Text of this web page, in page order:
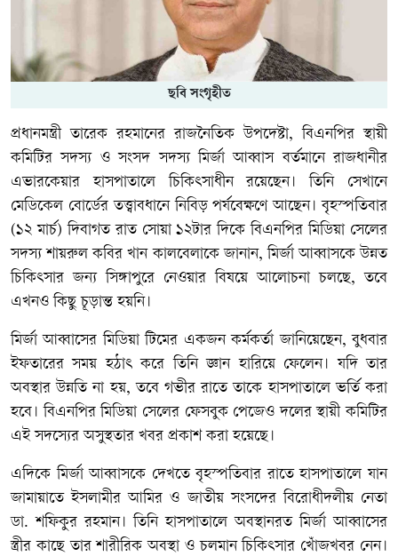
ছবি সংগৃহীত
প্রধানমন্ত্রী তারেক রহমানের রাজনৈতিক উপদেষ্টা, বিএনপির স্থায়ী
কমিটির সদস্য ও সংসদ সদস্য মির্জা আব্বাস বর্তমানে রাজধানীর
এভারকেয়ার হাসপাতালে চিকিৎসাধীন রয়েছেন। তিনি সেখানে
মেডিকেল বোর্ডের তত্ত্বাবধানে নিবিড় পর্যবেক্ষণে আছেন। বৃহস্পতিবার
(১২ মার্চ) দিবাগত রাত সোয়া ১২টার দিকে বিএনপির মিডিয়া সেলের
সদস্য শায়রুল কবির খান কালবেলাকে জানান, মির্জা আব্বাসকে উন্নত
চিকিৎসার জন্য সিঙ্গাপুরে নেওয়ার বিষয়ে আলোচনা চলছে, তবে
এখনও কিছু চূড়ান্ত হয়নি।
মির্জা আব্বাসের মিডিয়া টিমের একজন কর্মকর্তা জানিয়েছেন, বুধবার
ইফতারের সময় হঠাৎ করে তিনি জ্ঞান হারিয়ে ফেলেন। যদি তার
অবস্থার উন্নতি না হয়, তবে গভীর রাতে তাকে হাসপাতালে ভর্তি করা
হবে। বিএনপির মিডিয়া সেলের ফেসবুক পেজেও দলের স্থায়ী কমিটির
এই সদস্যের অসুস্থতার খবর প্রকাশ করা হয়েছে।
এদিকে মির্জা আব্বাসকে দেখতে বৃহস্পতিবার রাতে হাসপাতালে যান
জামায়াতে ইসলামীর আমির ও জাতীয় সংসদের বিরোধীদলীয় নেতা
ডা. শফিকুর রহমান। তিনি হাসপাতালে অবস্থানরত মির্জা আব্বাসের
স্ত্রীর কাছে তার শারীরিক অবস্থা ও চলমান চিকিৎসার খোঁজখবর নেন।